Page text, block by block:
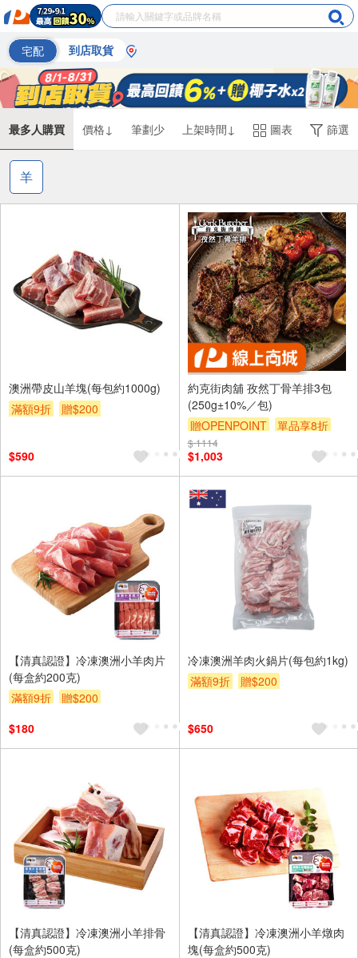
宅配 到店取貨
最多人購買 價格↓ 筆劃少 上架時間↓ 圖表 篩選
羊
澳洲帶皮山羊塊(每包約1000g)
滿額9折
贈$200
$590
約克街肉舖 孜然丁骨羊排3包
(250g±10%／包)
贈OPENPOINT
單品享8折
訂單滿999享9折
$ 1114
$1,003
【清真認證】冷凍澳洲小羊肉片
(每盒約200克)
滿額9折
贈$200
$180
冷凍澳洲羊肉火鍋片(每包約1kg)
滿額9折
贈$200
$650
【清真認證】冷凍澳洲小羊排骨
(每盒約500克)
【清真認證】冷凍澳洲小羊燉肉
塊(每盒約500克)